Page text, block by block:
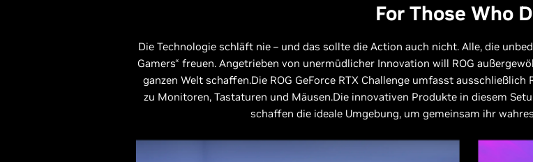
For Those Who
Die Technologie schläft nie – und das sollte die Action auch nicht. Alle, die
Gamers“ freuen. Angetrieben von unermüdlicher Innovation will ROG
ganzen Welt schaffen.Die ROG GeForce RTX Challenge umfasst
zu Monitoren, Tastaturen und Mäusen.Die innovativen Produkte in diesem
schaffen die ideale Umgebung, um gemeinsam ihr